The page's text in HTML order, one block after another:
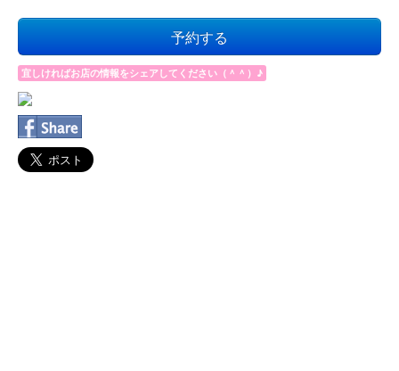
予約する
宜しければお店の情報をシェアしてください（＾＾）♪